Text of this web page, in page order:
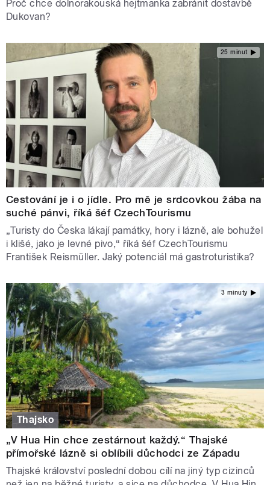
Proč chce dolnorakouská hejtmanka zabránit dostavbě
Dukovan?
25 minut
Cestování je i o jídle. Pro mě je srdcovkou žába na
suché pánvi, říká šéf CzechTourismu
„Turisty do Česka lákají památky, hory i lázně, ale bohužel
i klišé, jako je levné pivo,“ říká šéf CzechTourismu
František Reismüller. Jaký potenciál má gastroturistika?
3 minuty
Thajsko
„V Hua Hin chce zestárnout každý.“ Thajské
přímořské lázně si oblíbili důchodci ze Západu
Thajské království poslední dobou cílí na jiný typ cizinců